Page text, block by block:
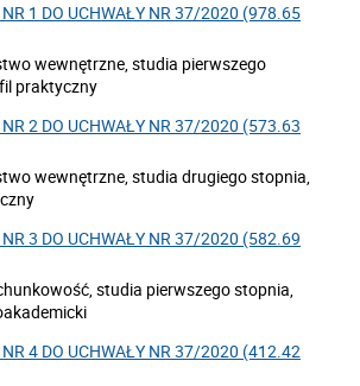
1 DO UCHWAŁY NR 37/2020 (978.65
wewnętrzne, studia pierwszego
praktyczny
2 DO UCHWAŁY NR 37/2020 (573.63
wewnętrzne, studia drugiego stopnia,
3 DO UCHWAŁY NR 37/2020 (582.69
studia pierwszego stopnia,
4 DO UCHWAŁY NR 37/2020 (412.42